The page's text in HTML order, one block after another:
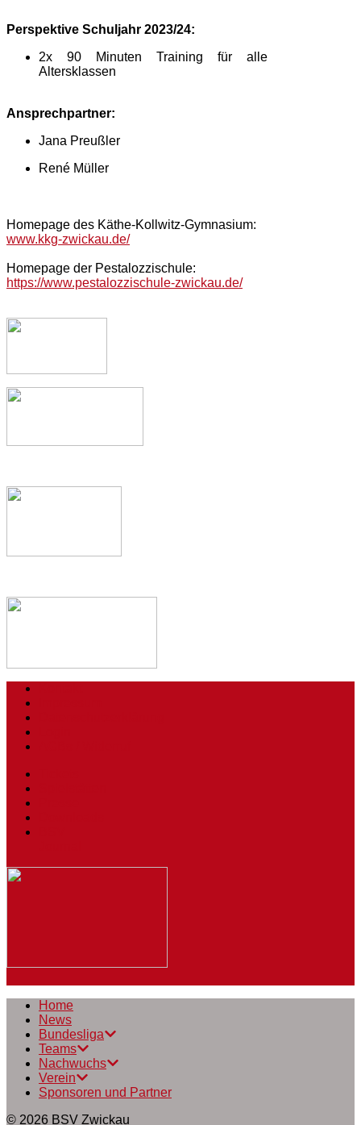
Perspektive Schuljahr 2023/24:
2x 90 Minuten Training für alle
Altersklassen
Ansprechpartner:
Jana Preußler
René Müller
Homepage des Käthe-Kollwitz-Gymnasium:
www.kkg-zwickau.de/
Homepage der Pestalozzischule:
https://www.pestalozzischule-zwickau.de/
Home
News
Bundesliga
Teams
Nachwuchs
Verein
Sponsoren und Partner
© 2026 BSV Zwickau